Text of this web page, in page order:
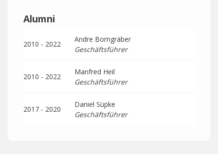
Alumni
2010 - 2022
Andre Borngräber
Geschäftsführer
2010 - 2022
Manfred Heil
Geschäftsführer
2017 - 2020
Daniel Süpke
Geschäftsführer